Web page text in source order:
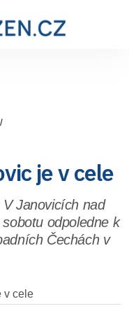
je v cele
Janovicích nad
odpoledne k
Čechách v